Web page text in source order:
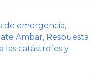
de emergencia,
Ambar, Respuesta
las catástrofes y